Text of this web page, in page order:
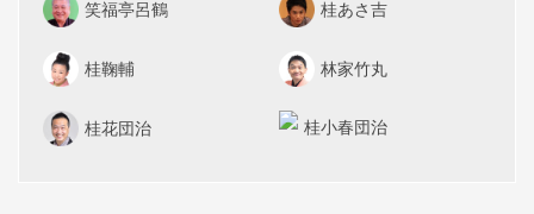
笑福亭呂鶴 桂あさ吉
桂鞠輔 林家竹丸
桂花団治 桂小春団治